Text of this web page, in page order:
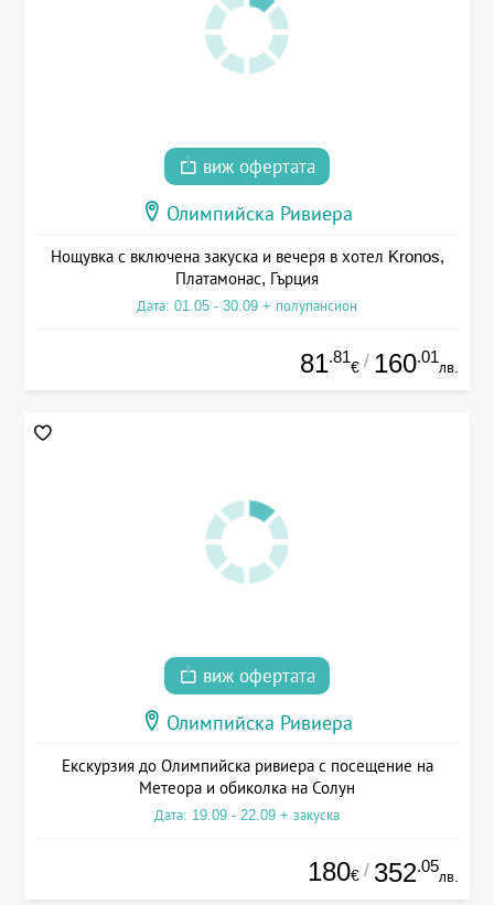
виж офертата
Олимпийска Ривиера
Нощувка с включена закуска и вечеря в хотел Kronos,
Платамонас, Гърция
Дата: 01.05 - 30.09 + полупансион
81.81
€ / 160.01
лв.
виж офертата
Олимпийска Ривиера
Екскурзия до Олимпийска ривиера с посещение на
Метеора и обиколка на Солун
Дата: 19.09 - 22.09 + закуска
180€ / 352.05
лв.